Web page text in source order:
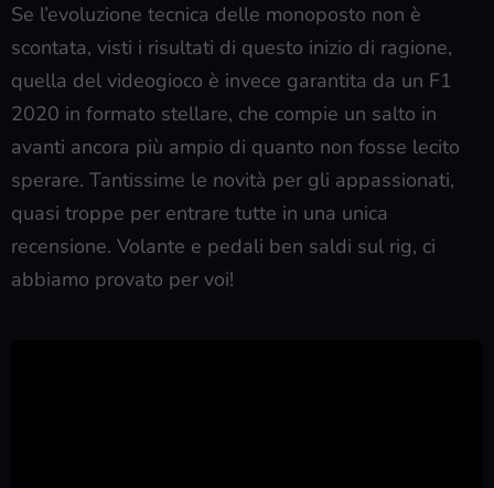
Se l’evoluzione tecnica delle monoposto non è
scontata, visti i risultati di questo inizio di ragione,
quella del videogioco è invece garantita da un F1
2020 in formato stellare, che compie un salto in
avanti ancora più ampio di quanto non fosse lecito
sperare. Tantissime le novità per gli appassionati,
quasi troppe per entrare tutte in una unica
recensione. Volante e pedali ben saldi sul rig, ci
abbiamo provato per voi!